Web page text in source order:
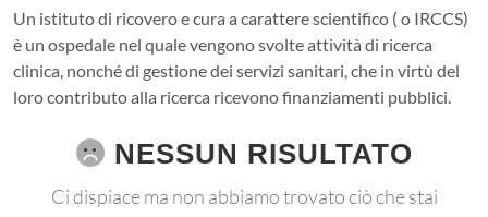
Un istituto di ricovero e cura a carattere scientifico ( o IRCCS)
è un ospedale nel quale vengono svolte attività di ricerca
clinica, nonché di gestione dei servizi sanitari, che in virtù del
loro contributo alla ricerca ricevono finanziamenti pubblici.
NESSUN RISULTATO
Ci dispiace ma non abbiamo trovato ciò che stai